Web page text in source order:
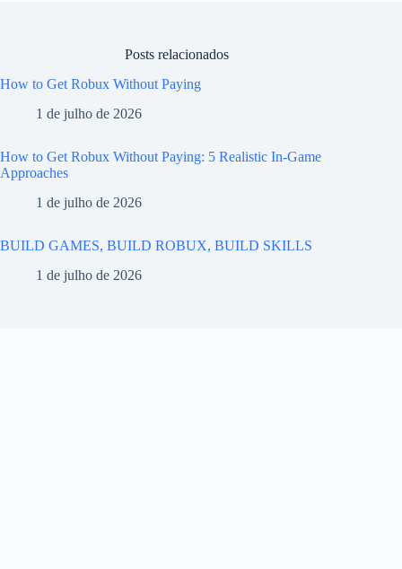
Posts relacionados
How to Get Robux Without Paying
1 de julho de 2026
How to Get Robux Without Paying: 5 Realistic In-Game
Approaches
1 de julho de 2026
BUILD GAMES, BUILD ROBUX, BUILD SKILLS
1 de julho de 2026